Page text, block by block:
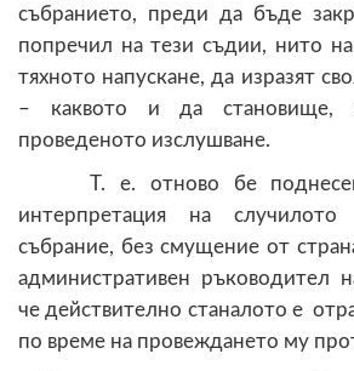
събранието, преди да бъде
попречил на тези съдии, нито
тяхното напускане, да изразят
– каквото и да становище,
проведеното изслушване.
Т. е. отново бе
интерпретация на
събрание, без смущение от
административен ръководител
че действително станалото е
по време на провеждането му